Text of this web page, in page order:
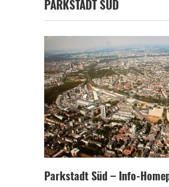
PARKSTADT SÜD
Parkstadt Süd – Info-